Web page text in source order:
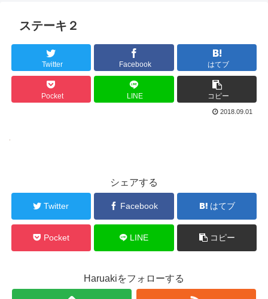
ステーキ２
Twitter Facebook はてブ
Pocket LINE コピー
2018.09.01
シェアする
Twitter Facebook はてブ
Pocket LINE コピー
Haruakiをフォローする